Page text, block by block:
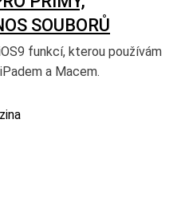
SOUBORŮ
funkcí, kterou používám
a Macem.